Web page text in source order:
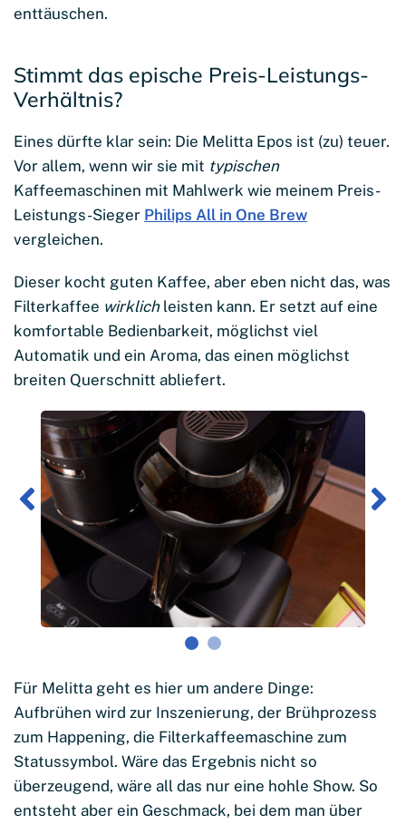
enttäuschen.
Stimmt das epische Preis-Leistungs-
Verhältnis?
Eines dürfte klar sein: Die Melitta Epos ist (zu) teuer.
Vor allem, wenn wir sie mit typischen
Kaffeemaschinen mit Mahlwerk wie meinem Preis-
Leistungs-Sieger Philips All in One Brew
vergleichen.
Dieser kocht guten Kaffee, aber eben nicht das, was
Filterkaffee wirklich leisten kann. Er setzt auf eine
komfortable Bedienbarkeit, möglichst viel
Automatik und ein Aroma, das einen möglichst
breiten Querschnitt abliefert.
Für Melitta geht es hier um andere Dinge:
Aufbrühen wird zur Inszenierung, der Brühprozess
zum Happening, die Filterkaffeemaschine zum
Statussymbol. Wäre das Ergebnis nicht so
überzeugend, wäre all das nur eine hohle Show. So
entsteht aber ein Geschmack, bei dem man über